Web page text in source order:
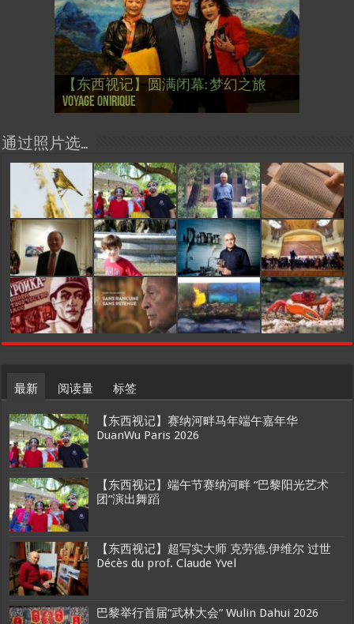
【东西视记】圆满闭幕: 梦幻之旅
Voyage onirique
【东西视记】开幕：唐恽鉎 Michel
Tong, 梦幻之旅 Voyage onirique
【东西视记】展讯：唐恽鉎 Michel
Tong, 梦幻之旅 Voyage onirique
【跨年晚会】祝各位 佳年快乐 Bonne
année 2023, Le feu d’artifice de Paris
【一画一故事】唐恽鉎 Michel Tong One
Painting One Story
【一画一故事】林象元 Lin XiangYuan One
Painting One Story
【国际参考】芭蕾舞: 天鹅湖 乌克兰
大剧院版 Le lac des cygnes – Opéra national
d’Ukraine
【国际参考】巴黎政府举行“新年晚
会” Soirée musicale à la mairie du 13e le 8
Février
【国际参考】巴黎“艺术之都”展将于2
月12日揭幕 Art Capital s’ouvre le 12 Février
【东西视记】法国电影: “中国人占领
巴黎”，一种法国幽默与“预言” Les
chinois à Paris de J.Yanne
【东西视记】时装秀：巴黎时装界
的“顽童”与“不屈者” John Galliano le
surdoué de la mode
【东西视记】法国“复兴会”式【艺术
桥展】 Expo. que “RENAISSANCE” aurait pu
organiser
通过照片选…
最新 阅读量 标签
【东西视记】赛纳河畔马年端午嘉年华
DuanWu Paris 2026
【东西视记】端午节赛纳河畔 “巴黎阳光艺术
团”演出舞蹈
【东西视记】超写实大师 克劳德.伊维尔 过世
Décès du prof. Claude Yvel
巴黎举行首届“武林大会” Wulin Dahui 2026